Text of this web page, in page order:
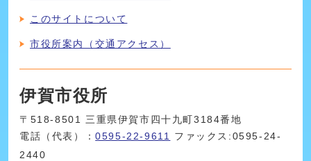
このサイトについて
市役所案内（交通アクセス）
伊賀市役所
〒518-8501 三重県伊賀市四十九町3184番地
電話（代表）：0595-22-9611
ファックス:0595-24-
2440